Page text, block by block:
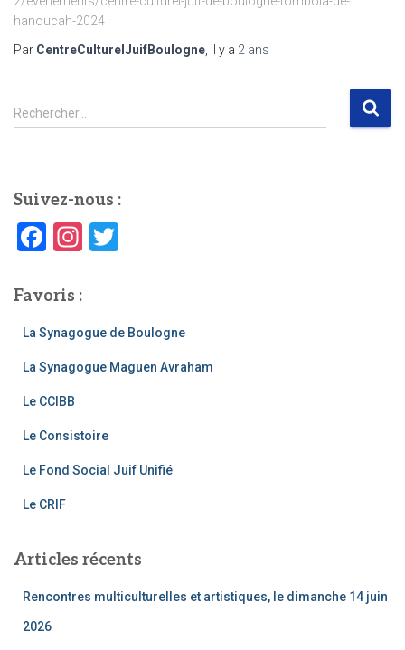
hanoucah-2024
Par CentreCulturelJuifBoulogne, il y a 2 ans
R
e
r
c
h
r
Rechercher…
Suivez-nous :
F
c
e
o
o
k
In
gr
m
er
Favoris :
La Synagogue de Boulogne
La Synagogue Maguen Avraham
Le CCIBB
Le Consistoire
Le Fond Social Juif Unifié
Le CRIF
Articles récents
Rencontres multiculturelles et artistiques, le dimanche 14 juin
2026